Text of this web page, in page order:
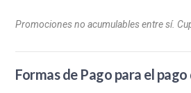
Promociones no acumulables entre sí.
Formas de Pago para el